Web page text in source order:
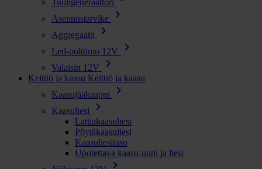
Tuuligeneraattori
Asennustarvike chevron_right
Aggregaatti chevron_right
Led-polttimo 12V chevron_right
Valaisin 12V chevron_right
Keittiö ja kaasu Keittiö ja kaasu
Kaasujääkaappi
chevron_right
Kaasuliesi chevron_right
Lattiakaasuliesi
Pöytäkaasuliesi
Kaasuliesitaso
Upotettava kaasu-uuni ja liesi
chevron_right